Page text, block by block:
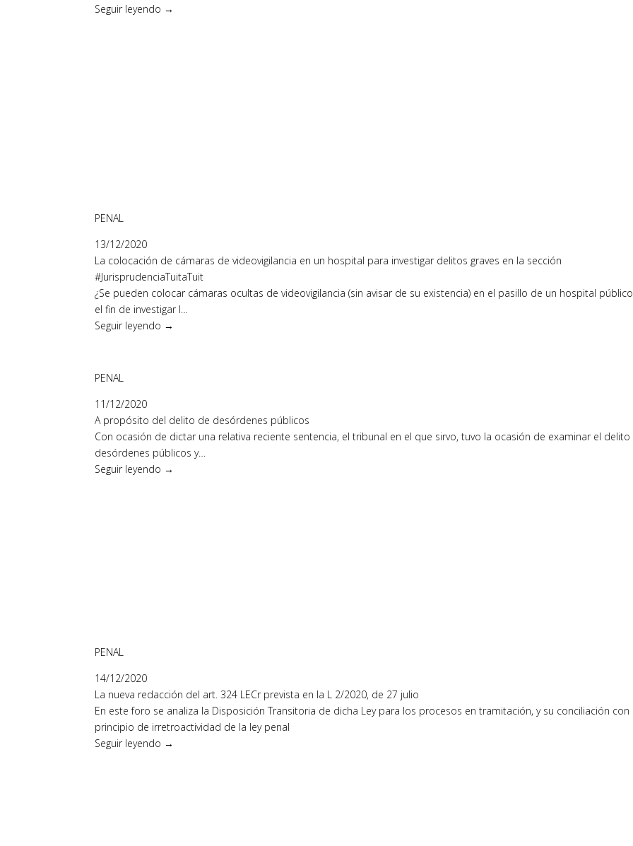
Seguir leyendo →
PENAL
13/12/2020
La colocación de cámaras de videovigilancia en un hospital para investigar delitos graves en la sección
#JurisprudenciaTuitaTuit
¿Se pueden colocar cámaras ocultas de videovigilancia (sin avisar de su existencia) en el pasillo de un hospital
el fin de investigar l…
Seguir leyendo →
PENAL
11/12/2020
A propósito del delito de desórdenes públicos
Con ocasión de dictar una relativa reciente sentencia, el tribunal en el que sirvo, tuvo la ocasión de examinar el
desórdenes públicos y…
Seguir leyendo →
PENAL
14/12/2020
La nueva redacción del art. 324 LECr prevista en la L 2/2020, de 27 julio
En este foro se analiza la Disposición Transitoria de dicha Ley para los procesos en tramitación, y su conciliación con
principio de irretroactividad de la ley penal
Seguir leyendo →